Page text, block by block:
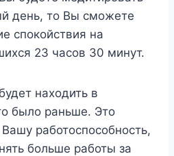
день, то Вы сможете
спокойствия на
23 часов 30 минут.
находить в
было раньше. Это
работоспособность,
больше работы за